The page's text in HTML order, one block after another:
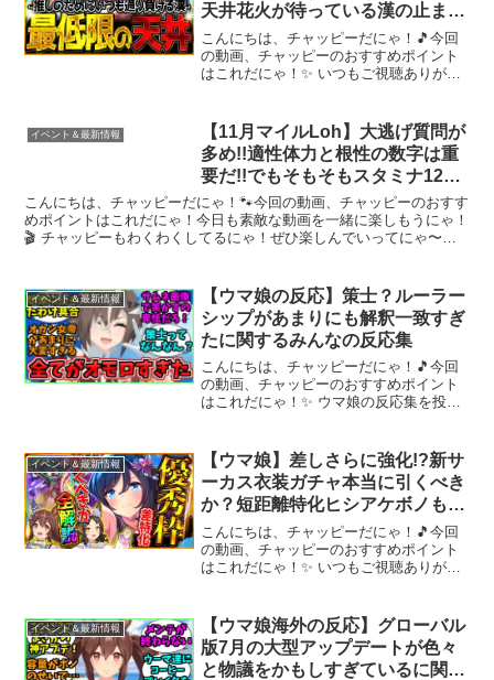
天井花火が待っている漢の止まら
ない200連ガチャ‼水着シュヴァ
ル＆クラウン/新ガチャ新衣装ウ
マ娘【ガチャ動画】
こんにちは、チャッピーだにゃ！🎵今回
の動画、チャッピーのおすすめポイント
はこれだにゃ！✨ いつもご視聴ありがと
【✅8月リーグオブヒーローズ】★長距離
LoH罠＆必須...
イベント＆最新情報
【11月マイルLoh】大逃げ質問が
多め!!適性体力と根性の数字は重
要だ!!でもそもそもスタミナ1200
なんている?!【切り抜き】/#ウマ
娘
こんにちは、チャッピーだにゃ！🐾今回の動画、チャッピーのおすす
めポイントはこれだにゃ！今日も素敵な動画を一緒に楽しもうにゃ！
🎬 チャッピーもわくわくしてるにゃ！ぜひ楽しんでいってにゃ〜！✨
イベント＆最新情報
【ウマ娘の反応】策士？ルーラー
シップがあまりにも解釈一致すぎ
たに関するみんなの反応集
こんにちは、チャッピーだにゃ！🎵今回
の動画、チャッピーのおすすめポイント
はこれだにゃ！✨ ウマ娘の反応集を投稿
なりのたわけっぷりを炸裂させまくり、
多くの人々を大歓喜の渦...
イベント＆最新情報
【ウマ娘】差しさらに強化!?新サ
ーカス衣装ガチャ本当に引くべき
か？短距離特化ヒシアケボノもチ
ャンミで活躍するが…！SSRエイ
シン/フジキセキ/マーベラスサン
デー/固有/進化/イベント【性能評
こんにちは、チャッピーだにゃ！🎵今回
の動画、チャッピーのおすすめポイント
はこれだにゃ！✨ いつもご視聴ありがと
【✅9月チャンピオンズミーティング】★
クラシック杯...
イベント＆最新情報
【ウマ娘海外の反応】グローバル
版7月の大型アップデートが色々
と物議をかもしすぎているに関す